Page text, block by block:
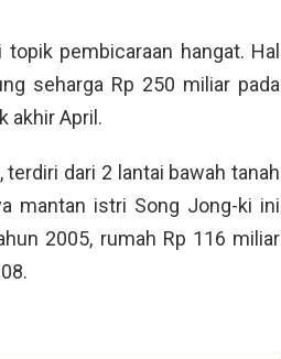
pembicaraan hangat. Hal
seharga Rp 250 miliar pada
akhir April.
dari 2 lantai bawah tanah
mantan istri Song Jong-ki ini
2005, rumah Rp 116 miliar